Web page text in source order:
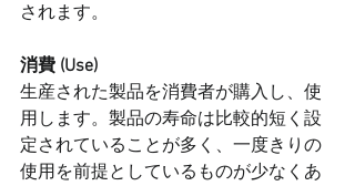
されます。
消費 (Use)
生産された製品を消費者が購入し、使
用します。製品の寿命は比較的短く設
定されていることが多く、一度きりの
使用を前提としているものが少なくあ